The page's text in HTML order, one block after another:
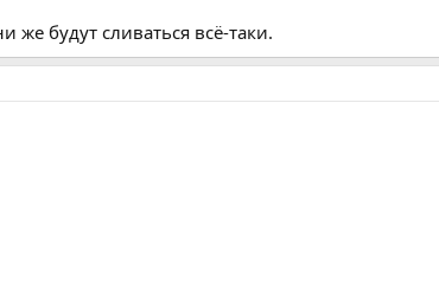
же будут сливаться всё-таки.